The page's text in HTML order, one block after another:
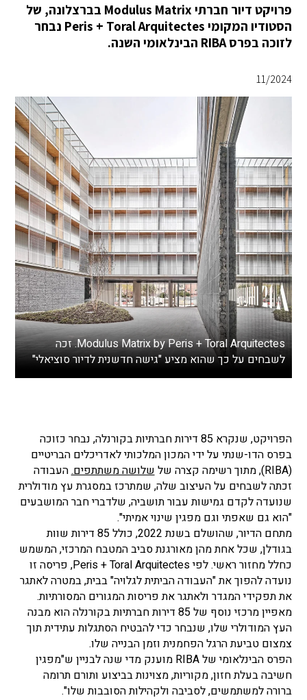
פרויקט דיור חברתי Modulus Matrix בברצלונה, של
הסטודיו המקומי Peris + Toral Arquitectes נבחר
לזוכה בפרס RIBA הבינלאומי השנה.
11/2024
Modulus Matrix by Peris + Toral Arquitectes. זכה
לשבחים על כך שהוא מציע "גישה חדשנית לדיור סוציאלי"
הפרויקט, שנקרא 85 דירות חברתיות בקורנלה, נבחר כזוכה
בפרס הדו-שנתי על ידי המכון המלכותי לאדריכלים הבריטיים
(RIBA), מתוך רשימה קצרה של
שלושה משתתפים.העבודה
זכתה לשבחים על העיצוב שלה, שמתרכז במסגרת עץ מודולרית
שנועדה לקדם גמישות עבור תושביה, שלדברי חבר המושבעים
"הוא גם שאפתי וגם מפגין שינוי אמיתי".
מתחם הדיור, שהושלם בשנת 2022, כולל 85 דירות שוות
בגודלן, שכל אחת מהן מאורגנת סביב המטבח המרכזי, המשמש
כחלל מחזור ראשי. לפי Peris + Toral Arquitectes, פריסה זו
נועדה להפוך את "העבודה הביתית לגלויה" בבית, במטרה לאתגר
את תפקידי המגדר ולאתגר את פריסות המגורים המסורתיות.
מאפיין מרכזי נוסף של 85 דירות חברתיות בקורנלה הוא מבנה
העץ המודולרי שלו, שנבחר כדי להבטיח הסתגלות עתידית תוך
צמצום טביעת הרגל הפחמנית וזמן הבנייה שלו.
הפרס הבינלאומי של RIBA מוענק מדי שנה לבניין ש"מפגין
חשיבה בעלת חזון, מקוריות, מצוינות בביצוע ותורם תרומה
ברורה למשתמשים, לסביבה ולקהילות הסובבות שלו".